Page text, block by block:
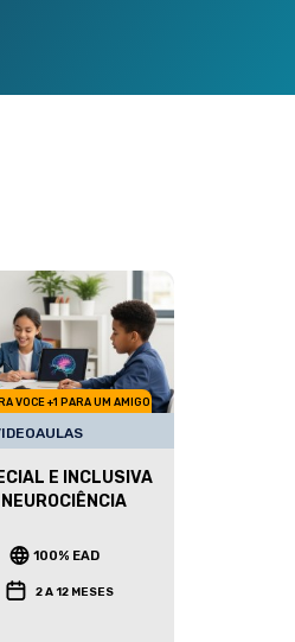
VOCE +1 PARA UM AMIGO
E INCLUSIVA
100% EAD
2 A 12 MESES